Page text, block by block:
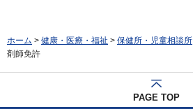
ホーム > 健康・医療・福祉 > 保健所・児童相談所
剤師免許
PAGE TOP